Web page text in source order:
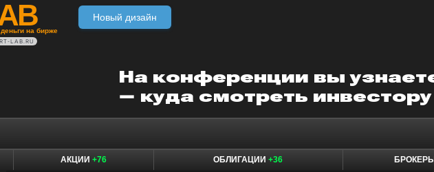
на бирже
Новый дизайн
LAB.RU
АКЦИИ +76 ОБЛИГАЦИИ +36 БРОКЕРЫ